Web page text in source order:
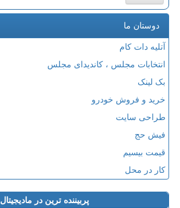
دوستان ما
آتلیه دات کام
انتخابات مجلس ، کاندیدای مجلس
بک لینک
خرید و فروش خودرو
طراحی سایت
فیش حج
قیمت بیسیم
کار در محل
پربیننده ترین در مادیجیتال